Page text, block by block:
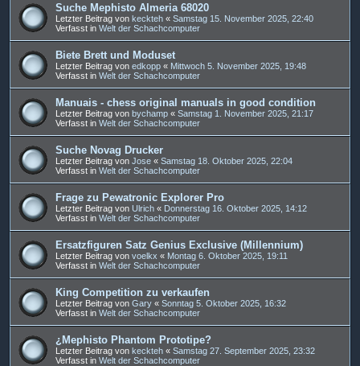
Suche Mephisto Almeria 68020
Letzter Beitrag von keckteh « Samstag 15. November 2025, 22:40
Verfasst in Welt der Schachcomputer
Biete Brett und Moduset
Letzter Beitrag von edkopp « Mittwoch 5. November 2025, 19:48
Verfasst in Welt der Schachcomputer
Manuais - chess original manuals in good condition
Letzter Beitrag von bychamp « Samstag 1. November 2025, 21:17
Verfasst in Welt der Schachcomputer
Suche Novag Drucker
Letzter Beitrag von Jose « Samstag 18. Oktober 2025, 22:04
Verfasst in Welt der Schachcomputer
Frage zu Pewatronic Explorer Pro
Letzter Beitrag von Ulrich « Donnerstag 16. Oktober 2025, 14:12
Verfasst in Welt der Schachcomputer
Ersatzfiguren Satz Genius Exclusive (Millennium)
Letzter Beitrag von voelkx « Montag 6. Oktober 2025, 19:11
Verfasst in Welt der Schachcomputer
King Competition zu verkaufen
Letzter Beitrag von Gary « Sonntag 5. Oktober 2025, 16:32
Verfasst in Welt der Schachcomputer
¿Mephisto Phantom Prototipe?
Letzter Beitrag von keckteh « Samstag 27. September 2025, 23:32
Verfasst in Welt der Schachcomputer